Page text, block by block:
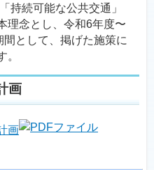
持続可能な公共交通」
理念とし、令和6年度〜
として、掲げた施策に
。
画
画